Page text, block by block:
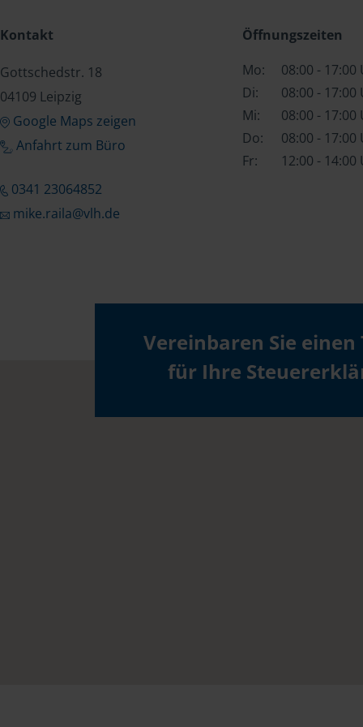
Kontakt
Gottschedstr. 18
04109 Leipzig
Google Maps zeigen
Anfahrt zum Büro
0341 23064852
mike.raila@vlh.de
Öffnungszeiten
Mo:
08:00 - 17:00
Di:
08:00 - 17:00
Mi:
08:00 - 17:00
Do:
08:00 - 17:00
Fr:
12:00 - 14:00
Vereinbaren Sie einen
für Ihre